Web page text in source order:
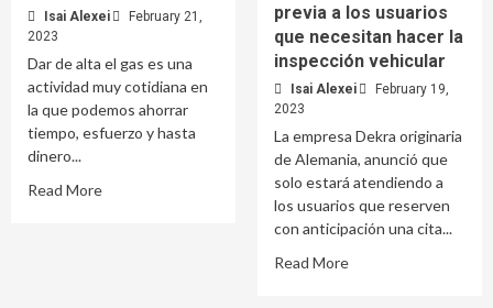
Isai Alexei
February 21,
2023
Dar de alta el gas es una
actividad muy cotidiana en
la que podemos ahorrar
tiempo, esfuerzo y hasta
dinero...
Read More
previa a los usuarios
que necesitan hacer la
inspección vehicular
Isai Alexei
February 19,
2023
La empresa Dekra originaria
de Alemania, anunció que
solo estará atendiendo a
los usuarios que reserven
con anticipación una cita...
Read More